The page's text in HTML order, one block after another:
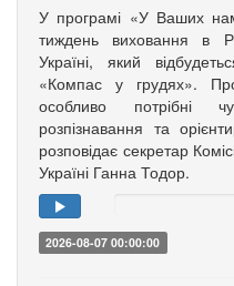
У програмі «У Ваших
тиждень виховання в
Україні, який
«Компас у грудях».
особливо потрібні
розпізнавання та
розповідає секретар
Україні Ганна Тодор.
2026-08-07 00:00:00